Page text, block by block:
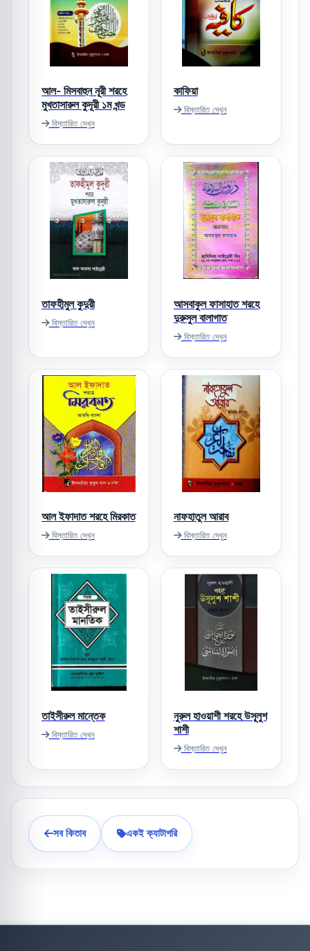
আল- মিসবাহুন নূরী শরহে
মুখতাসারুল কুদূরী ১ম খন্ড
বিস্তারিত দেখুন
কাফিয়া
বিস্তারিত দেখুন
তাফহীমুল কুদুরী
বিস্তারিত দেখুন
আসবাকুল ফাসাহাত শরহে
দুরুসুল বালাগাত
বিস্তারিত দেখুন
আল ইফাদাত শরহে মিরকাত
বিস্তারিত দেখুন
নাফহাতুল আরাব
বিস্তারিত দেখুন
তাইসীরুল মান্তেক
বিস্তারিত দেখুন
নুরুল হাওয়াশী শরহে উসূ্লুশ
শাশী
বিস্তারিত দেখুন
সব কিতাব একই ক্যাটাগরি